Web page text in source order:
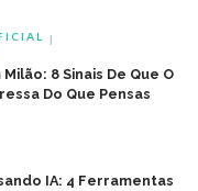
Milão: 8 Sinais De Que O
Do Que Pensas
IA: 4 Ferramentas